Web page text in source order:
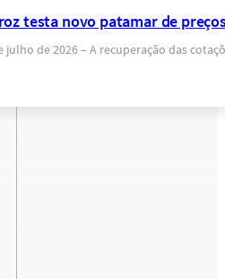
testa novo patamar de
julho de 2026 – A recuperação das